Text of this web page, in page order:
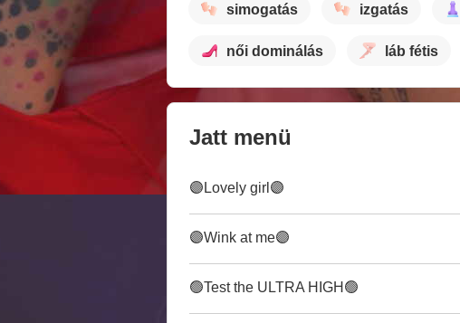
simogatás izgatás
női dominálás láb fétis
Jatt menü
🟣Lovely girl🟣
🟣Wink at me🟣
🟢Test the ULTRA HIGH🟢